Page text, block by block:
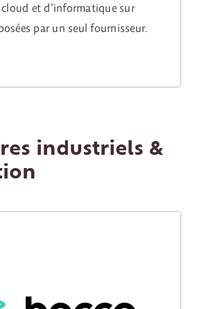
et d’informatique sur
par un seul fournisseur.
industriels &